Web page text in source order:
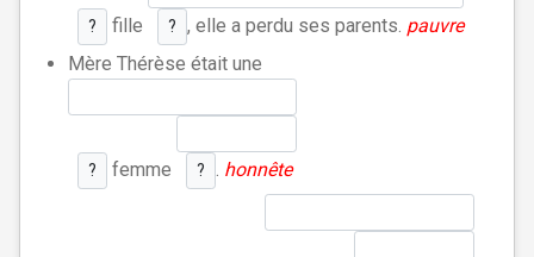
? fille ? , elle a perdu ses parents. pauvre
Mère Thérèse était une
? femme ? honnête